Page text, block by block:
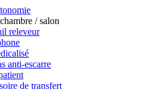
/ salon
releveur
anti-escarre
de transfert